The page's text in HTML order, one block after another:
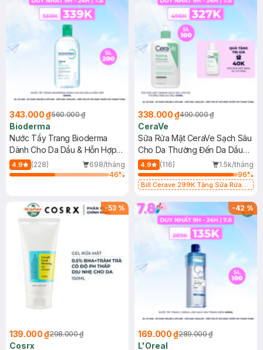
343.000 ₫560.000 ₫
Bioderma
Nước Tẩy Trang Bioderma
Dành Cho Da Dầu & Hỗn Hợp
500ml
4.9 (228)
698/tháng
46%
338.000 ₫490.000 ₫
CeraVe
Sữa Rửa Mặt CeraVe Sạch Sâu
Cho Da Thường Đến Da Dầu
473ml
4.9 (116)
1.5k/tháng
96%
Bill Cerave 299K Tặng Sữa Rửa
-53 %
139.000 ₫298.000 ₫
Cosrx
-42%
169.000 ₫289.000 ₫
L'Oreal